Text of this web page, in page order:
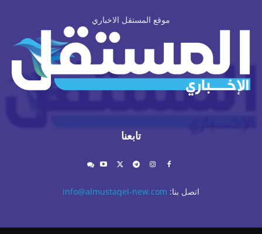
موقع المستقل الاخباري
تابعنا
اتصل بنا: info@almustaqel-new.com